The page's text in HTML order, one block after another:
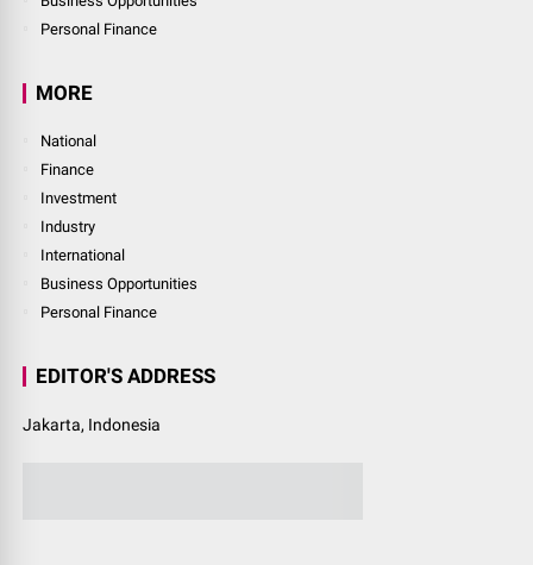
National
Finance
Industry
LINK
Login
Finance
Industry
Business Opportunities